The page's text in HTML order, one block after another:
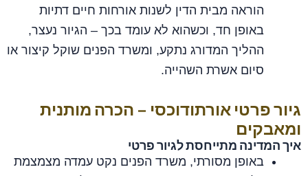
הוראה מבית הדין לשנות אורחות חיים דתיות
באופן חד, וכשהוא לא עומד בכך – הגיור נעצר,
ההליך המדורג נתקע, ומשרד הפנים שוקל קיצור או
סיום אשרת השהייה.
גיור פרטי אורתודוכסי – הכרה מותנית
ומאבקים
איך המדינה מתייחסת לגיור פרטי
באופן מסורתי, משרד הפנים נקט עמדה מצמצמת